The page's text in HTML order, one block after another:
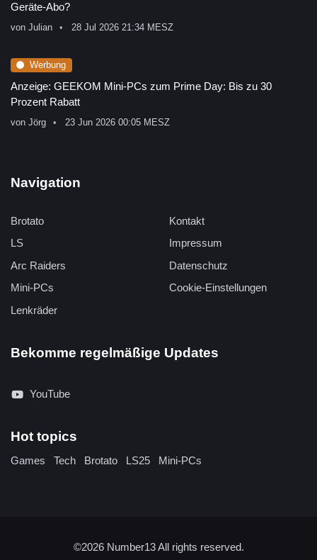
Geräte-Abo?
von Julian 28 Jul 2026 21:34 MESZ
Werbung
Anzeige: GEEKOM Mini-PCs zum Prime Day: Bis zu 30
Prozent Rabatt
von Jörg 23 Jun 2026 00:05 MESZ
Navigation
Brotato
LS
Arc Raiders
Mini-PCs
Lenkräder
Kontakt
Impressum
Datenschutz
Cookie-Einstellungen
Bekomme regelmäßige Updates
YouTube
Hot topics
Games Tech Brotato LS25 Mini-PCs
©2026 Number13All rights reserved.